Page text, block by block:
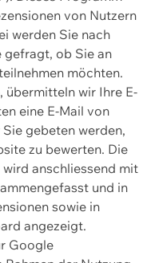
von Nutzern
werden Sie nach
gefragt, ob Sie an
möchten.
übermitteln wir Ihre E-
eine E-Mail von
gebeten werden,
zu bewerten. Die
anschliessend mit
und in
sowie in
angezeigt.
Google